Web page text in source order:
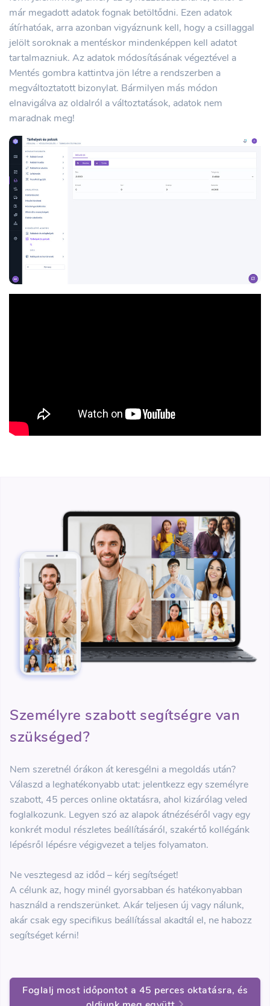
már megadott adatok fognak betöltődni. Ezen adatok
átírhatóak, arra azonban vigyáznunk kell, hogy a csillaggal
jelölt soroknak a mentéskor mindenképpen kell adatot
tartalmazniuk. Az adatok módosításának végeztével a
Mentés gombra kattintva jön létre a rendszerben a
megváltoztatott bizonylat. Bármilyen más módon
elnavigálva az oldalról a változtatások, adatok nem
maradnak meg!
Személyre szabott segítségre van
szükséged?
Nem szeretnél órákon át keresgélni a megoldás után?
Válaszd a leghatékonyabb utat: jelentkezz egy személyre
szabott, 45 perces online oktatásra, ahol kizárólag veled
foglalkozunk. Legyen szó az alapok átnézéséről vagy egy
konkrét modul részletes beállításáról, szakértő kollégánk
lépésről lépésre végigvezet a teljes folyamaton.
Ne vesztegesd az időd – kérj segítséget!
A célunk az, hogy minél gyorsabban és hatékonyabban
használd a rendszerünket. Akár teljesen új vagy nálunk,
akár csak egy specifikus beállítással akadtál el, ne habozz
segítséget kérni!
Foglalj most időpontot a 45 perces oktatásra, és